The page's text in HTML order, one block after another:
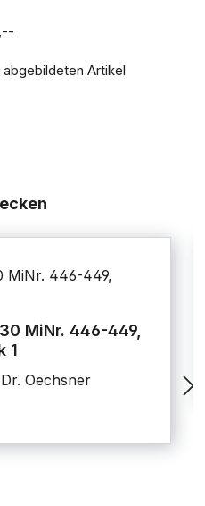
Artikel
MiNr. 446-449,
1
Oechsner